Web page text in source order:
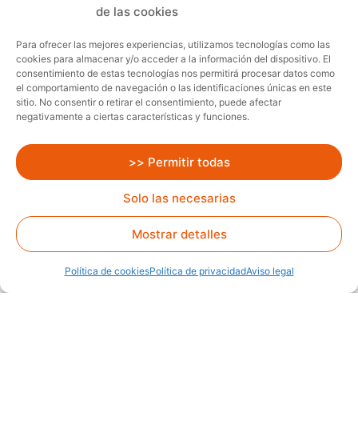
de las cookies
Para ofrecer las mejores experiencias, utilizamos tecnologías como las
cookies para almacenar y/o acceder a la información del dispositivo. El
consentimiento de estas tecnologías nos permitirá procesar datos como
el comportamiento de navegación o las identificaciones únicas en este
sitio. No consentir o retirar el consentimiento, puede afectar
negativamente a ciertas características y funciones.
>> Permitir todas
Solo las necesarias
Mostrar detalles
Política de cookiesPolítica de privacidadAviso legal